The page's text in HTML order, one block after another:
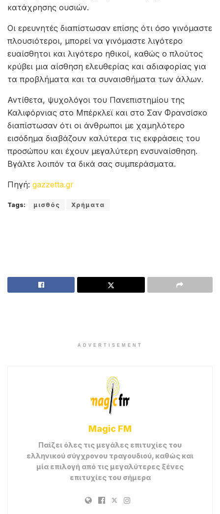
κατάχρησης ουσιών.
Οι ερευνητές διαπίστωσαν επίσης ότι όσο γινόμαστε
πλουσιότεροι, μπορεί να γινόμαστε λιγότερο
ευαίσθητοι και λιγότερο ηθικοί, καθώς ο πλούτος
κρύβει μια αίσθηση ελευθερίας και αδιαφορίας για
τα προβλήματα και τα συναισθήματα των άλλων.
Αντίθετα, ψυχολόγοι του Πανεπιστημίου της
Καλιφόρνιας στο Μπέρκλεϊ και στο Σαν Φρανσίσκο
διαπίστωσαν ότι οι άνθρωποι με χαμηλότερο
εισόδημα διαβάζουν καλύτερα τις εκφράσεις του
προσώπου και έχουν μεγαλύτερη ενσυναίσθηση.
Βγάλτε λοιπόν τα δικά σας συμπεράσματα.
Πηγή: gazzetta.gr
Tags: μισθός Χρήματα
ADVERTISEMENT
Magic FM
Παίζει όλες τις μεγάλες επιτυχίες του
ελληνικού σύγχρονου τραγουδιού, καθώς και
μία επιλογή από τις μεγαλύτερες ξένες
επιτυχίες του σήμερα